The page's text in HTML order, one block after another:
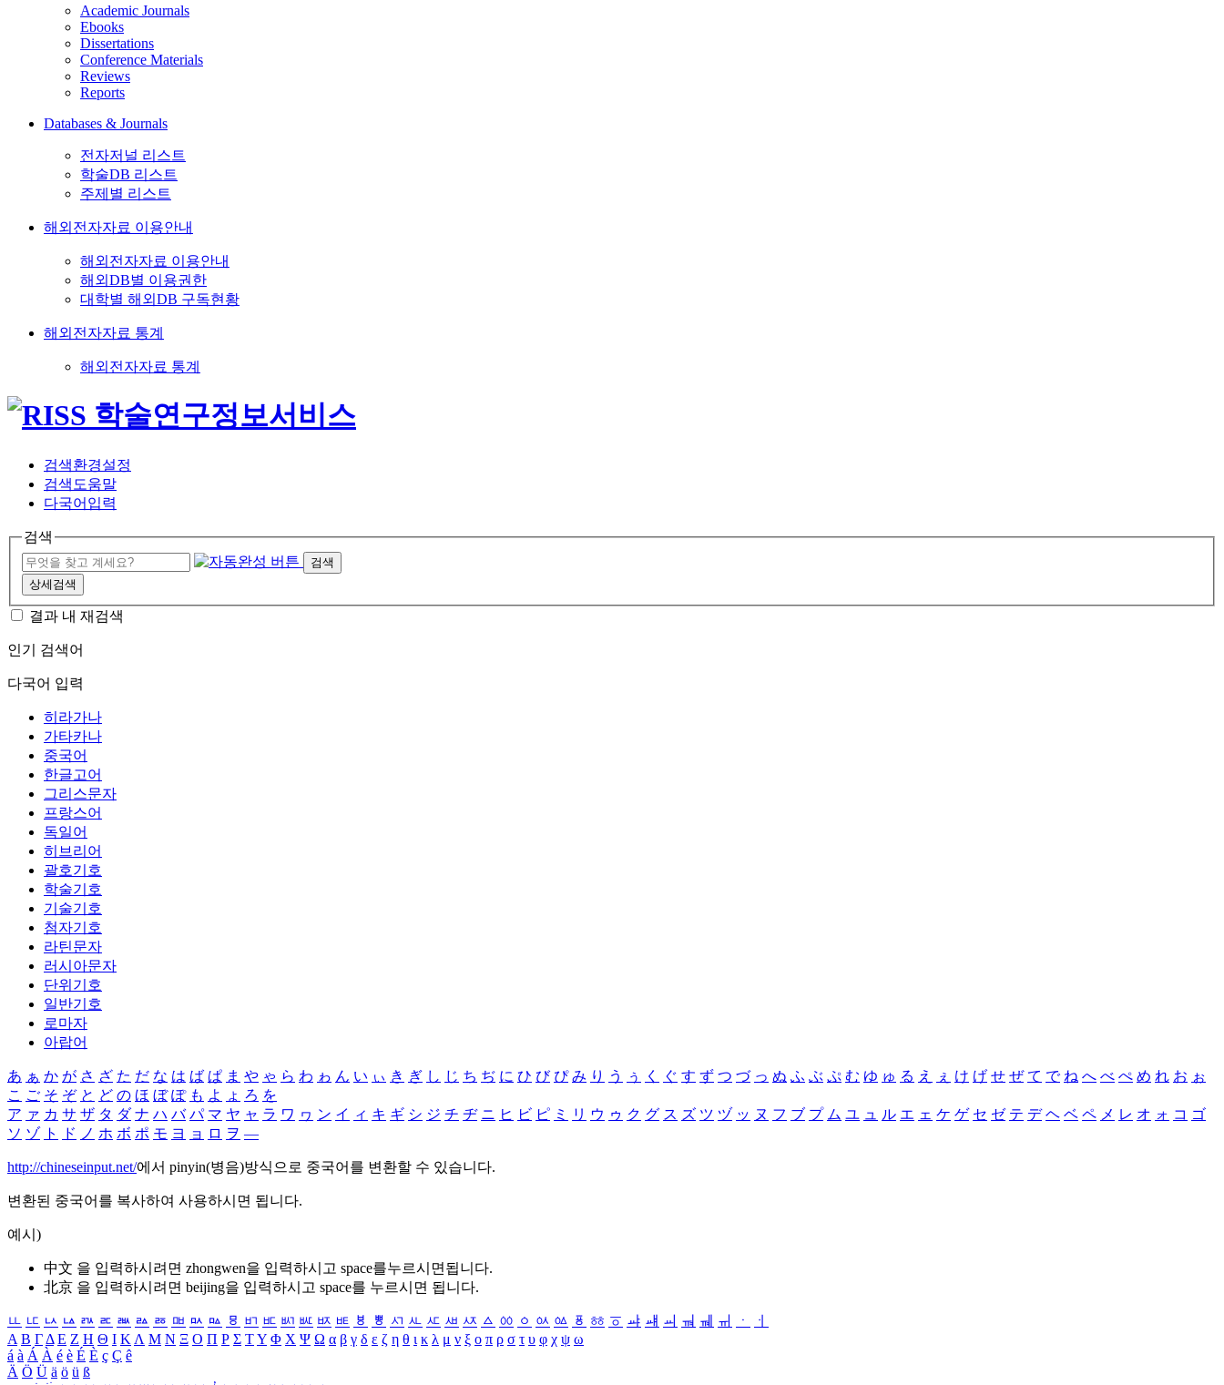
Academic Journals
Ebooks
Dissertations
Conference Materials
Reviews
Reports
Databases & Journals
전자저널 리스트
학술DB 리스트
주제별 리스트
해외전자자료 이용안내
해외전자자료 이용안내
해외DB별 이용권한
대학별 해외DB 구독현황
해외전자자료 통계
해외전자자료 통계
검색환경설정
검색도움말
다국어입력
검색
검색
상세검색
결과 내 재검색
인기 검색어
다국어 입력
히라가나
가타카나
중국어
한글고어
그리스문자
프랑스어
독일어
히브리어
괄호기호
학술기호
기술기호
첨자기호
라틴문자
러시아문자
단위기호
일반기호
로마자
아랍어
あ ぁ か が さ ざ た だ な は ば ぱ ま や ゃ ら わ ゎ ん い ぃ き ぎ し じ ち ぢ に ひ び ぴ み り う ぅ く ぐ す ず つ づ っ ぬ ふ ぶ ぷ む ゆ ゅ る え ぇ け げ せ ぜ て で ね へ べ ぺ め れ お ぉ
こ ご そ ぞ と ど の ほ ぼ ぽ も よ ょ ろ を
ア ァ カ サ ザ タ ダ ナ ハ バ パ マ ヤ ャ ラ ワ ヮ ン イ ィ キ ギ シ ジ チ ヂ ニ ヒ ビ ピ ミ リ ウ ゥ ク グ ス ズ ツ ヅ ッ ヌ フ ブ プ ム ユ ュ ル エ ェ ケ ゲ セ ゼ テ デ ヘ ベ ペ メ レ オ ォ コ ゴ
ソ ゾ ト ド ノ ホ ボ ポ モ ヨ ョ ロ ヲ ―
http://chineseinput.net/에서 pinyin(병음)방식으로 중국어를 변환할 수 있습니다.
변환된 중국어를 복사하여 사용하시면 됩니다.
예시)
中文 을 입력하시려면 zhongwen을 입력하시고 space를누르시면됩니다.
北京 을 입력하시려면 beijing을 입력하시고 space를 누르시면 됩니다.
ㅥ ㅦ ㅧ ㅨ ㅩ ㅪ ㅫ ㅬ ㅭ ㅮ ㅯ ㅰ ㅱ ㅲ ㅳ ㅴ ㅵ ㅶ ㅷ ㅸ ㅹ ㅺ ㅻ ㅼ ㅽ ㅾ ㅿ ㆀ ㆁ ㆂ ㆃ ㆄ ㆅ ㆆ ㆇ ㆈ ㆉ ㆊ ㆋ ㆌ ㆍ
ㆎ
Α Β ΓΔ Ε Ζ Η Θ Ι ΚΛ Μ Ν Ξ Ο Π Ρ Σ ΤΥ Φ Χ Ψ Ω α β γ δ ε ζ η θ ι κ λ μ ν ξ ο π ρ σ τ υ φ χ ψ ω
á à Á À é è É È ç Ç ê
Ä Ö Ü ä ö ü ß